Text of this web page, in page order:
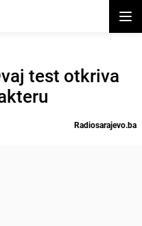
test otkriva
Radiosarajevo.ba